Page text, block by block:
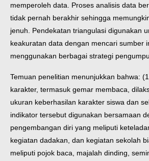
memperoleh data. Proses analisis data
tidak pernah berakhir sehingga
jenuh. Pendekatan triangulasi digunakan
keakuratan data dengan mencari sumber
menggunakan berbagai strategi
Temuan penelitian menunjukkan bahwa:
karakter, termasuk gemar membaca,
ukuran keberhasilan karakter siswa dan
indikator tersebut digunakan bersamaan
pengembangan diri yang meliputi
kegiatan dadakan, dan kegiatan sekolah
meliputi pojok baca, majalah dinding,